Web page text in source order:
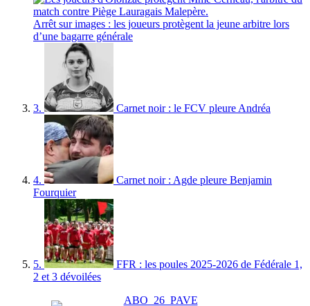
Arrêt sur images : les joueurs protègent la jeune arbitre lors
d’une bagarre générale
3. Carnet noir : le FCV pleure Andréa
4.
Carnet noir : Agde pleure Benjamin
Fourquier
5.
FFR : les poules 2025-2026 de Fédérale 1,
2 et 3 dévoilées